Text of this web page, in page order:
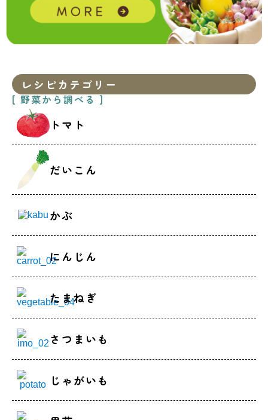
レシピカテゴリー
[ 野菜から調べる ]
トマト
だいこん
かぶ
にんじん
たまねぎ
さつまいも
じゃがいも